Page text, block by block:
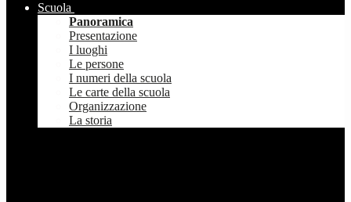
Scuola
Panoramica
Presentazione
I luoghi
Le persone
I numeri della scuola
Le carte della scuola
Organizzazione
La storia